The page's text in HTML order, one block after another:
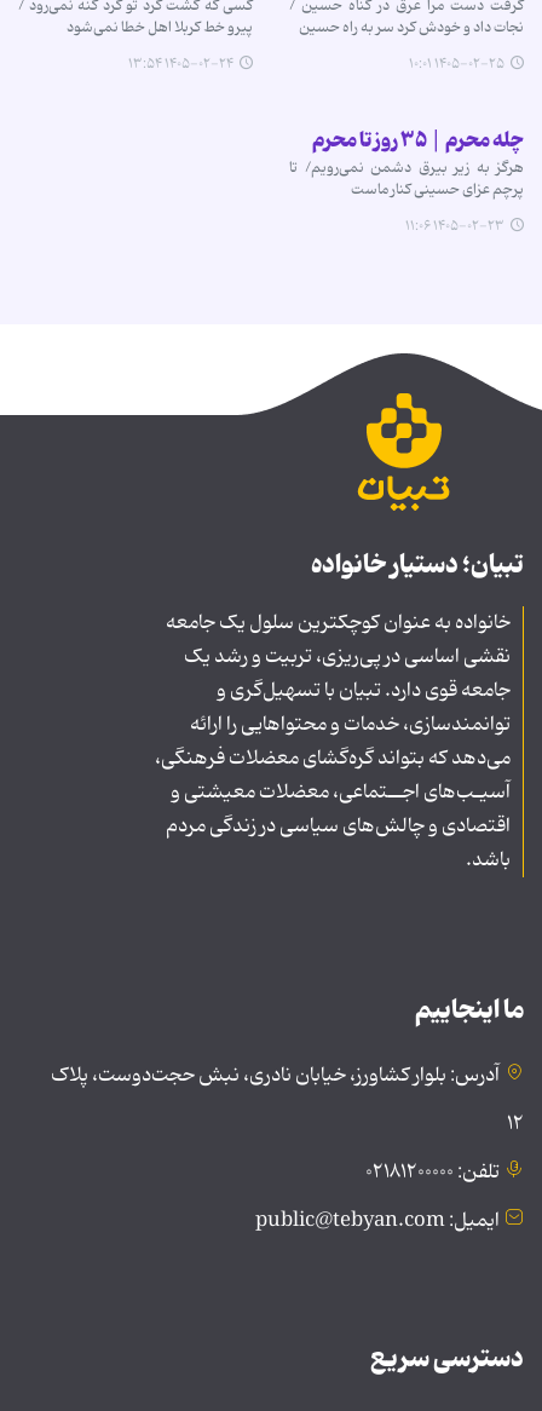
گرفت دست مرا غرق در گناه حسین /
نجات داد و خودش کرد سر به راه حسین
۱۴۰۵-۰۲-۲۵ ۱۰:۰۱
کسی که گشت گرد تو گرد گنه نمی‌رود /
پیرو خط کربلا اهل خطا نمی‌شود
۱۴۰۵-۰۲-۲۴ ۱۳:۵۴
چله محرم | ۳۵ روز تا محرم
هرگز به زیر بیرق دشمن نمی‌رویم/ تا
پرچم عزای حسینی کنار ماست
۱۴۰۵-۰۲-۲۳ ۱۱:۰۶
تبیان؛ دستیار خانواده
خانواده به عنوان کوچکترین سلول یک جامعه
نقشی اساسی در پی‌ریزی، تربیت و رشد یک
جامعه قوی دارد. تبیان با تسهیل‌گری و
توانمندسازی، خدمات و محتواهایی را ارائه
می‌دهد که بتواند گره‌گشای معضلات فرهنگی،
آسیـب‌های اجــتماعی، معضلات معیشتی و
اقتصادی و چالش‌های سیاسی در زندگی مردم
باشد.
ما اینجاییم
آدرس: بلوار کشاورز، خیابان نادری، نبش حجت‌دوست، پلاک
۱۲
تلفن: ۰۲۱۸۱۲۰۰۰۰۰
ایمیل: public@tebyan.com
دسترسی سریع